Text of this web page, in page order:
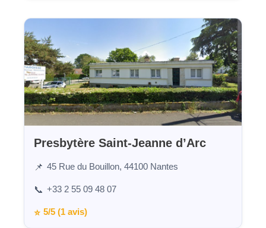
Presbytère Saint-Jeanne d’Arc
📌 45 Rue du Bouillon, 44100 Nantes
📞 +33 2 55 09 48 07
⭐ 5/5 (1 avis)